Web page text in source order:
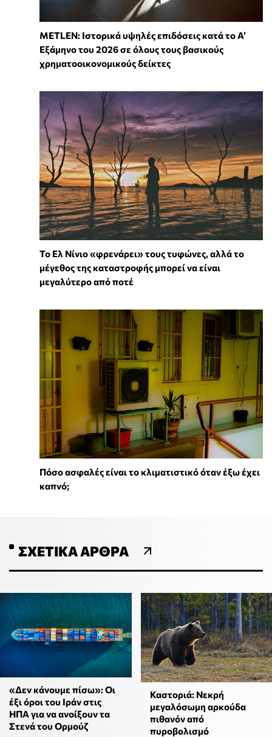
METLEN: Ιστορικά υψηλές επιδόσεις κατά το Α’
Εξάμηνο του 2026 σε όλους τους βασικούς
χρηματοοικονομικούς δείκτες
Το Ελ Νίνιο «φρενάρει» τους τυφώνες, αλλά το
μέγεθος της καταστροφής μπορεί να είναι
μεγαλύτερο από ποτέ
Πόσο ασφαλές είναι το κλιματιστικό όταν έξω έχει
καπνό;
ΣΧΕΤΙΚΆ ΆΡΘΡΑ
«Δεν κάνουμε πίσω»: Οι
έξι όροι του Ιράν στις
ΗΠΑ για να ανοίξουν τα
Στενά του Ορμούζ
Καστοριά: Νεκρή
μεγαλόσωμη αρκούδα
πιθανόν από
πυροβολισμό